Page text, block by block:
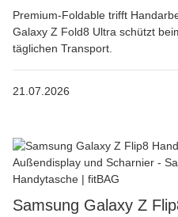
Premium-Foldable trifft
Galaxy Z Fold8 Ultra schützt
täglichen Transport.
21.07.2026
Samsung Galaxy Z